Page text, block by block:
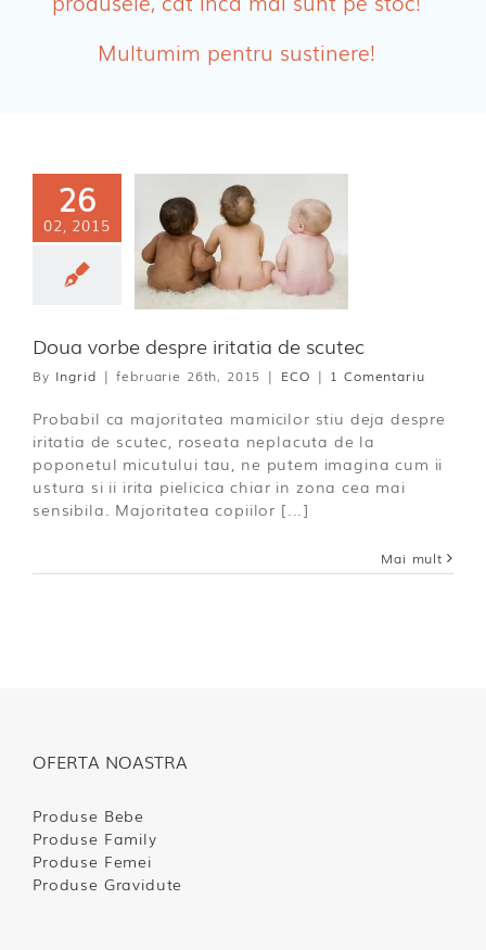
Absorbante Post-Natale
Absorbante Incontinenta Urinara
Dischete alaptare
Multumim pentru sustinere!
26
02, 2015
vorbe
iritatia de
Doua vorbe despre iritatia de scutec
By Ingrid | februarie 26th, 2015 | ECO | 1 Comentariu
Probabil ca majoritatea mamicilor stiu deja despre
iritatia de scutec, roseata neplacuta de la
poponetul micutului tau, ne putem imagina cum ii
ustura si ii irita pielicica chiar in zona cea mai
sensibila. Majoritatea copiilor [...]
Mai mult
OFERTA NOASTRA
Produse Bebe
Produse Family
Produse Femei
Produse Gravidute